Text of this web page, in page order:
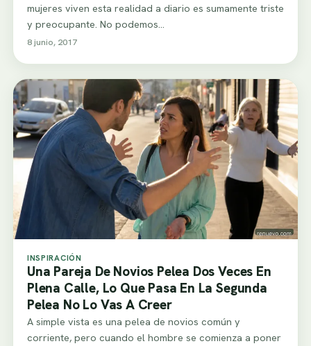
mujeres viven esta realidad a diario es sumamente triste
y preocupante. No podemos…
8 junio, 2017
INSPIRACIÓN
Una Pareja De Novios Pelea Dos Veces En
Plena Calle, Lo Que Pasa En La Segunda
Pelea No Lo Vas A Creer
A simple vista es una pelea de novios común y
corriente, pero cuando el hombre se comienza a poner